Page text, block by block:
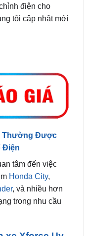
Thường Được
tâm đến việc
Honda City
, và nhiều hơn
trong nhu cầu
Xforce Uy